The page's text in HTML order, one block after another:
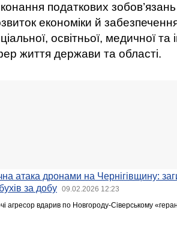
податкових
економіки й
освітньої, медичної
життя держави та області.
атака дронами на Чернігівщину:
за добу
09.02.2026 12:23
агресор вдарив по Новгороду-Сіверському